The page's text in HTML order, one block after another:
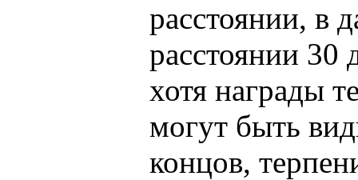
расстоянии, в
расстоянии 30
хотя награды
могут быть
концов,